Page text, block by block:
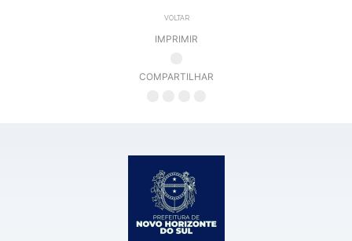
VOLTAR
IMPRIMIR
COMPARTILHAR